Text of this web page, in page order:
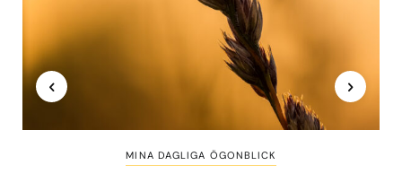
MINA DAGLIGA ÖGONBLICK